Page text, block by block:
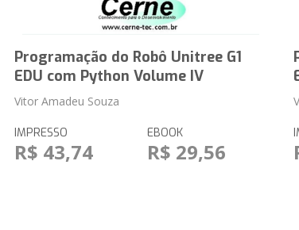
Programação do Robô Unitree G1
EDU com Python Volume IV
Vitor Amadeu Souza
IMPRESSO
R$ 43,74
EBOOK
R$ 29,56